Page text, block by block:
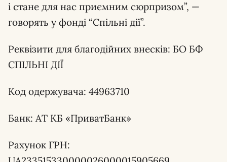
і стане для нас приємним сюрпризом”, —
говорять у фонді “Спільні дії”.
Реквізити для благодійних внесків: БО БФ
СПІЛЬНІ ДІЇ
Код одержувача: 44963710
Банк: АТ КБ «ПриватБанк»
Рахунок ГРН: